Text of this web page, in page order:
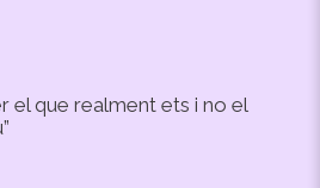
el que realment ets i no el